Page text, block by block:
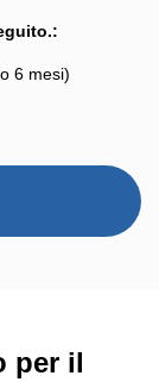
6 mesi)
per il